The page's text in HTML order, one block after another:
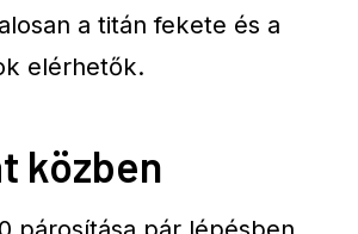
a titán fekete és a
elérhetők.
közben